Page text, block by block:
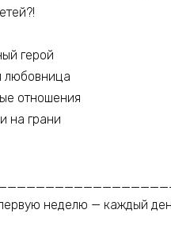
герой
любовница
отношения
на грани
неделю — каждый